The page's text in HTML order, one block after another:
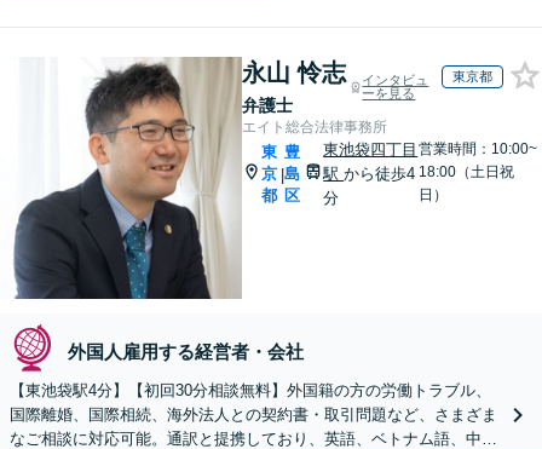
永山 怜志
弁護士
インタビュ
ーを見る
東京都
エイト総合法律事務所
東
京
都
|
豊
島
区
東池袋四丁目
駅から徒歩4
分
営業時間：10:00~
18:00（土日祝
日）
外国人雇用する経営者・会社
【東池袋駅4分】【初回30分相談無料】外国籍の方の労働トラブル、
国際離婚、国際相続、海外法人との契約書・取引問題など、さまざま
なご相談に対応可能。通訳と提携しており、英語、ベトナム語、中国